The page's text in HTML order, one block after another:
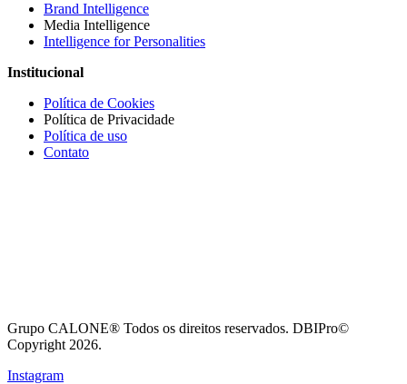
Brand Intelligence
Media Intelligence
Intelligence for Personalities
Institucional
Política de Cookies
Política de Privacidade
Política de uso
Contato
Grupo CALONE® Todos os direitos reservados. DBIPro©
Copyright 2026.
Instagram